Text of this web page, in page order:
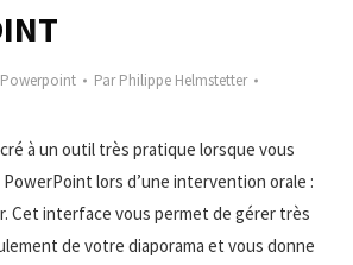
ParPhilippe Helmstetter
à un outil très pratique lorsque vous
lors d’une intervention orale :
Cet interface vous permet de gérer très
de votre diaporama et vous donne